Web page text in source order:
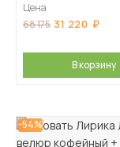
Цена
68 175 31 220
В корзину
-54%